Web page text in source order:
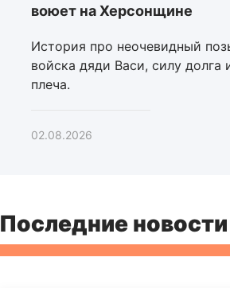
воюет на Херсонщине
История про неочевидный
войска дяди Васи, силу долга
плеча.
02.08.2026
Последние новости